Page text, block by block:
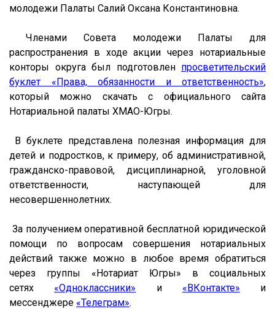
молодежи Палаты Салий Оксана Константиновна.
Членами Совета молодежи Палаты для
распространения в ходе акции через нотариальные
конторы округа был подготовлен просветительский
буклет «Права, обязанности и ответственность»,
который можно скачать с официального сайта
Нотариальной палаты ХМАО-Югры.
В буклете представлена полезная информация для
детей и подростков, к примеру, об административной,
гражданско-правовой, дисциплинарной, уголовной
ответственности, наступающей для
несовершеннолетних.
За получением оперативной бесплатной юридической
помощи по вопросам совершения нотариальных
действий также можно в любое время обратиться
через группы «Нотариат Югры» в социальных
сетях «Одноклассники» и «ВКонтакте» и
мессенджере «Телеграм».